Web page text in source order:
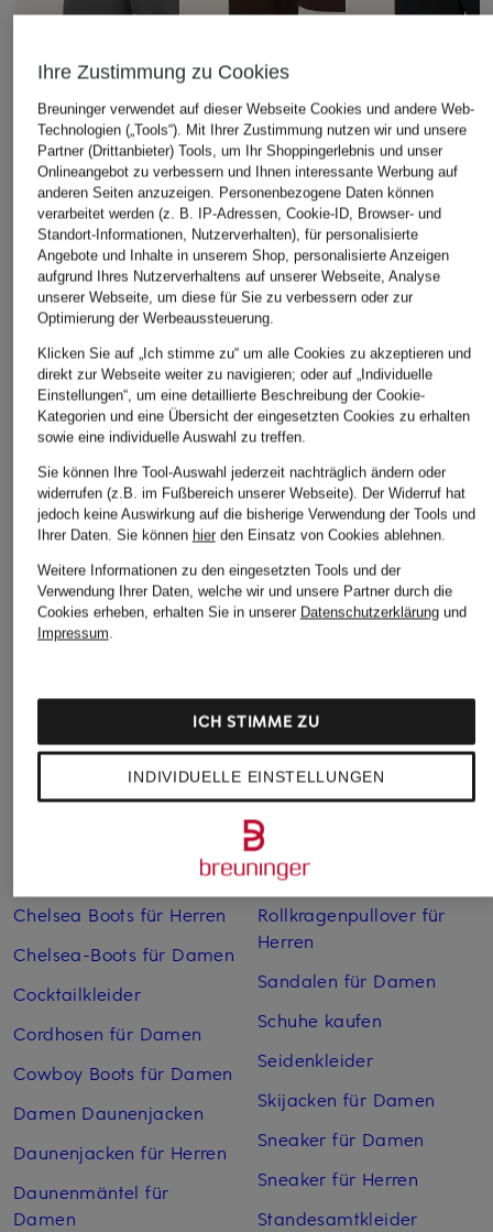
+Aktionsrabatt
WRSTBHVR
Oversized-Hoodie
GARM
UNISEX
89,99 €
Bestpreis:76,49 €
Ursprünglich:149,99 €
carhartt WIP
Hoodie CASEY
84,99 €
+Aktionsrabatt
WRSTBHVR
Hoodie HAKO
UNISEX
Bestpreis:70,54 €
Ursprünglich:
Weitere Kategorien
Bikinis Damen
Boots für Damen
Cabanjacken für Damen
Chelsea Boots für Herren
Chelsea-Boots für Damen
Cocktailkleider
Cordhosen für Damen
Cowboy Boots für Damen
Damen Daunenjacken
Daunenjacken für Herren
Daunenmäntel für
Damen
Lange Ballkleider
Lederjacken für Damen
Mäntel für Damen
Parkas für Herren
Pullover für Damen
Rollkragenpullover für
Herren
Sandalen für Damen
Schuhe kaufen
Seidenkleider
Skijacken für Damen
Sneaker für Damen
Sneaker für Herren
Standesamtkleider
Ihre Zustimmung zu Cookies
Breuninger verwendet auf dieser Webseite Cookies und andere Web-
Technologien („Tools“). Mit Ihrer Zustimmung nutzen wir und unsere
Partner (Drittanbieter) Tools, um Ihr Shoppingerlebnis und unser
Onlineangebot zu verbessern und Ihnen interessante Werbung auf
anderen Seiten anzuzeigen. Personenbezogene Daten können
verarbeitet werden (z. B. IP-Adressen, Cookie-ID, Browser- und
Standort-Informationen, Nutzerverhalten), für personalisierte
Angebote und Inhalte in unserem Shop, personalisierte Anzeigen
aufgrund Ihres Nutzerverhaltens auf unserer Webseite, Analyse
unserer Webseite, um diese für Sie zu verbessern oder zur
Optimierung der Werbeaussteuerung.
Klicken Sie auf „Ich stimme zu“ um alle Cookies zu akzeptieren und
direkt zur Webseite weiter zu navigieren; oder auf „Individuelle
Einstellungen“, um eine detaillierte Beschreibung der Cookie-
Kategorien und eine Übersicht der eingesetzten Cookies zu erhalten
sowie eine individuelle Auswahl zu treffen.
Sie können Ihre Tool-Auswahl jederzeit nachträglich ändern oder
widerrufen (z.B. im Fußbereich unserer Webseite). Der Widerruf hat
jedoch keine Auswirkung auf die bisherige Verwendung der Tools und
Ihrer Daten. Sie können hierden Einsatz von Cookies ablehnen.
Weitere Informationen zu den eingesetzten Tools und der
Verwendung Ihrer Daten, welche wir und unsere Partner durch die
Cookies erheben, erhalten Sie in unserer Datenschutzerklärungund
Impressum.
INDIVIDUELLE EINSTELLUNGEN
ICH STIMME ZU